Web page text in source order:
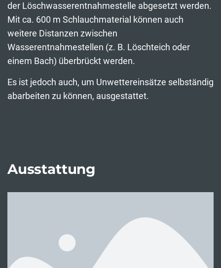
der Löschwasserentnahmestelle abgesetzt werden.
Mit ca. 600 m Schlauchmaterial können auch
weitere Distanzen zwischen
Wasserentnahmestellen (z. B. Löschteich oder
einem Bach) überbrückt werden.
Es ist jedoch auch, um Unwettereinsätze selbständig
abarbeiten zu können, ausgestattet.
Ausstattung